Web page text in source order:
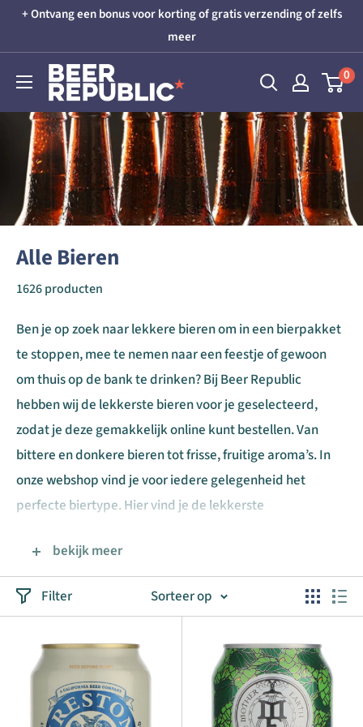
Skip+ Ontvang een bonus voor korting of gratis verzending of zelfs
meer
Beer
Republic
0
Alle Bieren
1626 producten
Ben je op zoek naar lekkere bieren om in een bierpakket
te stoppen, mee te nemen naar een feestje of gewoon
om thuis op de bank te drinken? Bij Beer Republic
hebben wij de lekkerste bieren voor je geselecteerd,
zodat je deze gemakkelijk online kunt bestellen. Van
bittere en donkere bieren tot frisse, fruitige aroma’s. In
onze webshop vind je voor iedere gelegenheid het
perfecte biertype. Hier vind je de lekkerste
De beste ambachtelijke bieren uit de
VS en Canada
Bij Beer Republic vind je diverse speciaalbieren. Deze
bieren zijn geschikt voor iedere gelegenheid. Voor de
echte bierliefhebber onder ons hebben wij alle soorten
bekijk meer
Filter Sorteer op